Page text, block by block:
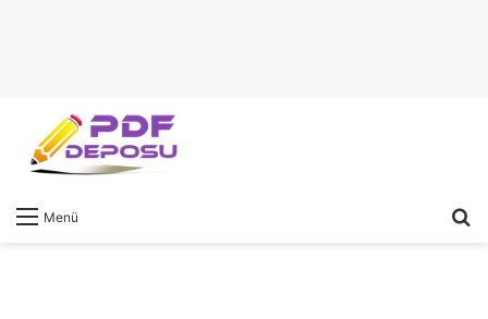
Menü